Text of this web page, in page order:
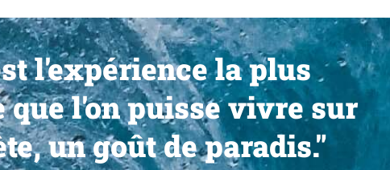
l'expérience la plus
l'on puisse vivre sur
un goût de paradis."